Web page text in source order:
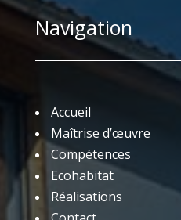
Navigation
Accueil
Maîtrise d’œuvre
Compétences
Ecohabitat
Réalisations